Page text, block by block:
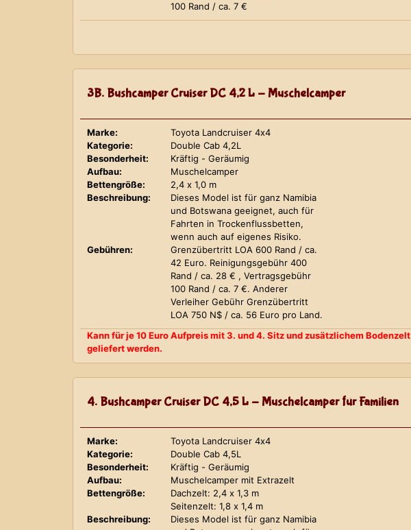
100 Rand / ca. 7 €
3B. Bushcamper Cruiser DC 4,2 L - Muschelcamper
Marke:
Toyota Landcruiser 4x4
Kategorie:
Double Cab 4,2L
Besonderheit:
Kräftig - Geräumig
Aufbau:
Muschelcamper
Bettengröße:
2,4 x 1,0 m
Beschreibung:
Dieses Model ist für ganz Namibia
und Botswana geeignet, auch für
Fahrten in Trockenflussbetten,
wenn auch auf eigenes Risiko.
Gebühren:
Grenzübertritt LOA 600 Rand / ca.
42 Euro. Reinigungsgebühr 400
Rand / ca. 28 € , Vertragsgebühr
100 Rand / ca. 7 €. Anderer
Verleiher Gebühr Grenzübertritt
LOA 750 N$ / ca. 56 Euro pro Land.
Kann für je 10 Euro Aufpreis mit 3. und 4. Sitz und zusätzlichem Bodenzelt
geliefert werden.
4. Bushcamper Cruiser DC 4,5 L - Muschelcamper für Familien
Marke:
Toyota Landcruiser 4x4
Kategorie:
Double Cab 4,5L
Besonderheit:
Kräftig - Geräumig
Aufbau:
Muschelcamper mit Extrazelt
Bettengröße:
Dachzelt: 2,4 x 1,3 m
Seitenzelt: 1,8 x 1,4 m
Beschreibung:
Dieses Model ist für ganz Namibia